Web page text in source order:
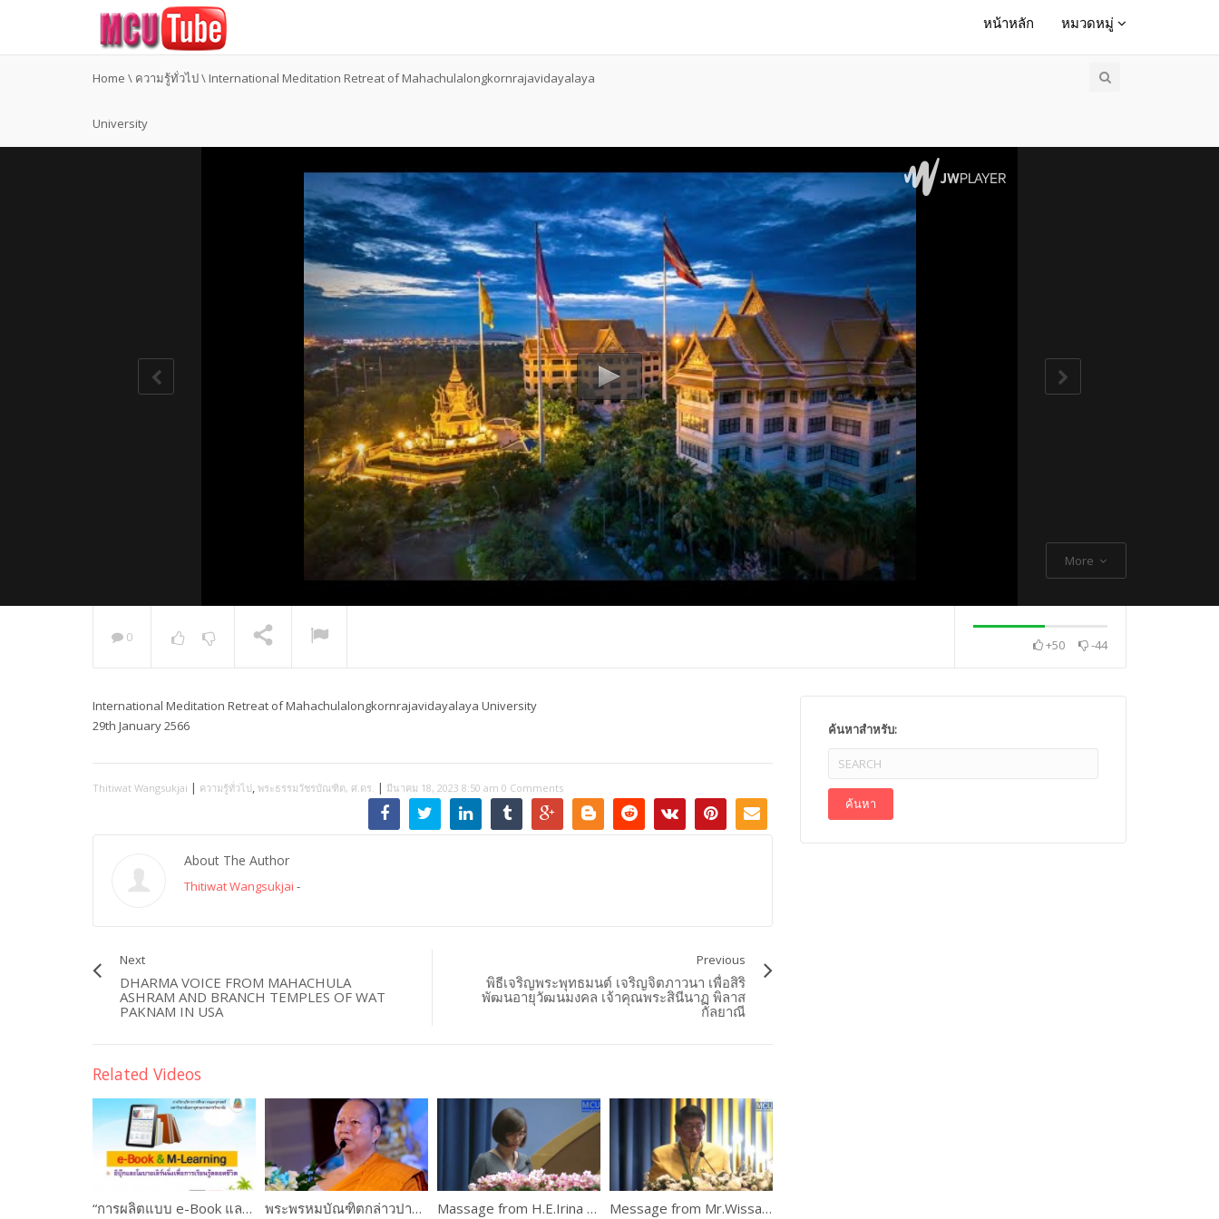
หน้าหลัก หมวดหมู่
Home \ ความรู้ทั่วไป\ International Meditation Retreat of Mahachulalongkornrajavidayalaya
University
More
NOW PLAYING
กล่าวแสดงความยินดี
Most Ven Dr. Thch Quang
0 +50 -44
International Meditation Retreat of Mahachulalongkornrajavidayalaya University
29th January 2566
Thitiwat Wangsukjai | ความรู้ทั่วไป, พระธรรมวัชรบัณฑิต, ศ.ดร. | มีนาคม 18, 2023 8:50 am 0 Comments
About The Author
Thitiwat Wangsukjai -
Next
DHARMA VOICE FROM MAHACHULA
ASHRAM AND BRANCH TEMPLES OF WAT
PAKNAM IN USA
Previous
พิธีเจริญพระพุทธมนต์ เจริญจิตภาวนา เพื่อสิริ
พัฒนอายุวัฒนมงคล เจ้าคุณพระสินีนาฏ พิลาส
กัลยาณี
Related Videos
“การผลิตแบบ e-Book และการใช้งานระบบ M-Learning ” ดร.เกษม แสงนนท์ และคณะ PART #1 พระพรหมบัณฑิตกล่าวปาฐกถาพิเศษ เรื่อง ขันติธรรมทางศาสนา Massage from H.E.Irina Bokova Message from Mr.Wissanu Krea-ngam , Deputy Prime Minister of Thailand
ค้นหาสำหรับ: